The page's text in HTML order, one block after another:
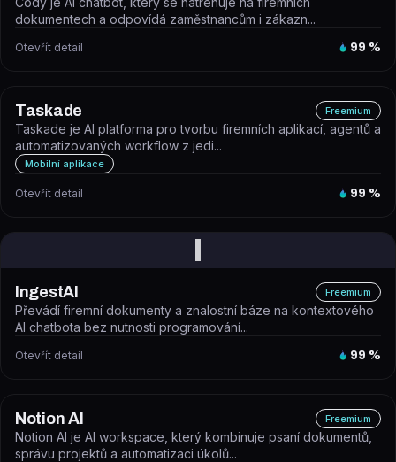
dokumentech a odpovídá zaměstnancům i zákazn...
Otevřít detail 99 %
Taskade Freemium
Taskade je AI platforma pro tvorbu firemních aplikací, agentů a
automatizovaných workflow z jedi...
Mobilní aplikace
Otevřít detail 99 %
I
IngestAI Freemium
Převádí firemní dokumenty a znalostní báze na kontextového
AI chatbota bez nutnosti programování...
Otevřít detail 99 %
Notion AI Freemium
Notion AI je AI workspace, který kombinuje psaní dokumentů,
správu projektů a automatizaci úkolů...